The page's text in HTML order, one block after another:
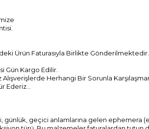
Ürün Faturasıyla Birlikte Gönderilmektedir.
Gün Kargo Edilir.
Herhangi Bir Sorunla
Ederiz...
günlük, geçici anlamlarına gelen